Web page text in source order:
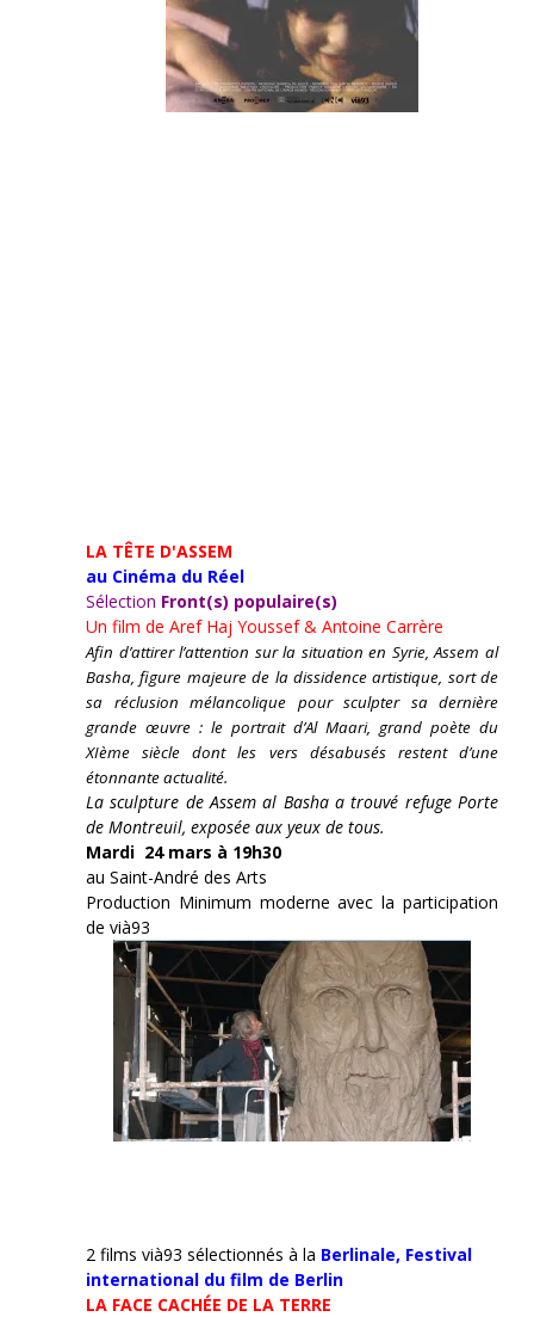
LA TÊTE D'ASSEM
au Cinéma du Réel
Sélection Front(s) populaire(s)
Un film de Aref Haj Youssef & Antoine Carrère
Afin d’attirer l’attention sur la situation en Syrie, Assem al
Basha, figure majeure de la dissidence artistique, sort de
sa réclusion mélancolique pour sculpter sa dernière
grande œuvre : le portrait d’Al Maari, grand poète du
XIème siècle dont les vers désabusés restent d’une
étonnante actualité.
La sculpture de Assem al Basha a trouvé refuge Porte
de Montreuil, exposée aux yeux de tous.
Mardi 24 mars à 19h30
au Saint-André des Arts
Production Minimum moderne avec la participation
de vià93
2 films vià93 sélectionnés à la Berlinale, Festival
international du film de Berlin
LA FACE CACHÉE DE LA TERRE